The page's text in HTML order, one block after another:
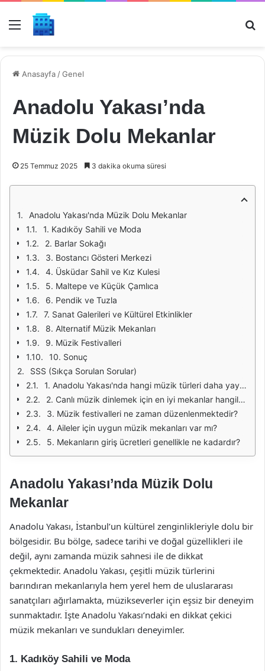
Menü
Anasayfa /Genel
Anadolu Yakası’nda
Müzik Dolu Mekanlar
25 Temmuz 2025 3 dakika okuma süresi
Anadolu Yakası'nda Müzik Dolu Mekanlar
1. Kadıköy Sahili ve Moda
2. Barlar Sokağı
3. Bostancı Gösteri Merkezi
4. Üsküdar Sahil ve Kız Kulesi
5. Maltepe ve Küçük Çamlıca
6. Pendik ve Tuzla
7. Sanat Galerileri ve Kültürel Etkinlikler
8. Alternatif Müzik Mekanları
9. Müzik Festivalleri
10. Sonuç
SSS (Sıkça Sorulan Sorular)
1. Anadolu Yakası'nda hangi müzik türleri daha yaygındır?
2. Canlı müzik dinlemek için en iyi mekanlar hangileridir?
3. Müzik festivalleri ne zaman düzenlenmektedir?
4. Aileler için uygun müzik mekanları var mı?
5. Mekanların giriş ücretleri genellikle ne kadardır?
Anadolu Yakası’nda Müzik Dolu
Mekanlar
Anadolu Yakası, İstanbul’un kültürel zenginlikleriyle dolu bir
bölgesidir. Bu bölge, sadece tarihi ve doğal güzellikleri ile
değil, aynı zamanda müzik sahnesi ile de dikkat
çekmektedir. Anadolu Yakası, çeşitli müzik türlerini
barındıran mekanlarıyla hem yerel hem de uluslararası
sanatçıları ağırlamakta, müzikseverler için eşsiz bir deneyim
sunmaktadır. İşte Anadolu Yakası’ndaki en dikkat çekici
müzik mekanları ve sundukları deneyimler.
1. Kadıköy Sahili ve Moda